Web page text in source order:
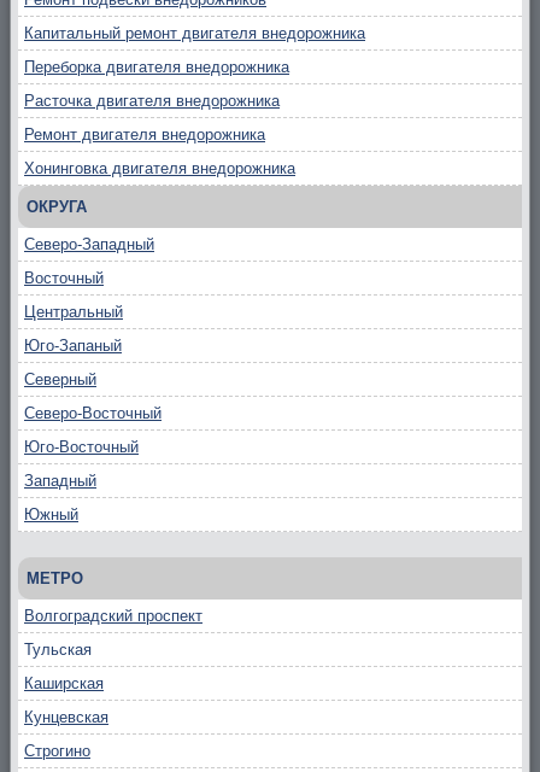
Капитальный ремонт двигателя внедорожника
Переборка двигателя внедорожника
Расточка двигателя внедорожника
Ремонт двигателя внедорожника
Хонинговка двигателя внедорожника
ОКРУГА
Северо-Западный
Восточный
Центральный
Юго-Запаный
Северный
Северо-Восточный
Юго-Восточный
Западный
Южный
МЕТРО
Волгоградский проспект
Тульская
Каширская
Кунцевская
Строгино